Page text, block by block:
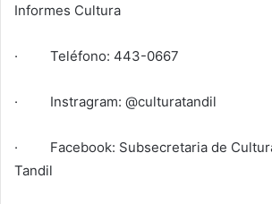
Informes Cultura
· Teléfono: 443-0667
· Instragram: @culturatandil
· Facebook: Subsecretaria de
Tandil